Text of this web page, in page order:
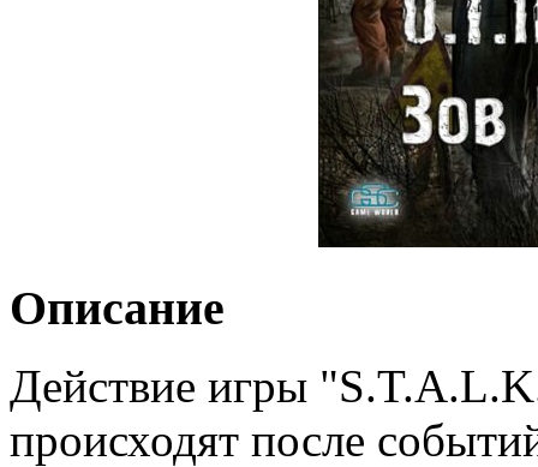
Описание
Действие игры
происходят после